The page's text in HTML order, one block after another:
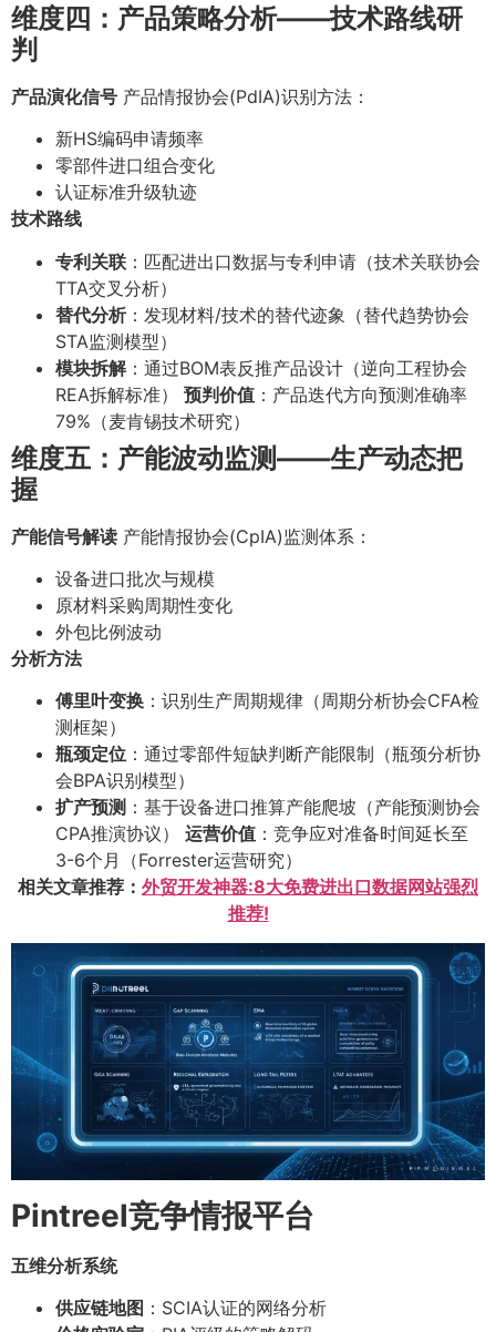
维度四：产品策略分析——技术路线研
判
产品演化信号 产品情报协会(PdIA)识别方法：
新HS编码申请频率
零部件进口组合变化
认证标准升级轨迹
技术路线
专利关联 ：匹配进出口数据与专利申请（技术关联协会
TTA交叉分析）
替代分析：发现材料/技术的替代迹象（替代趋势协会
STA监测模型）
模块拆解：通过BOM表反推产品设计（逆向工程协会
REA拆解标准） 预判价值 ：产品迭代方向预测准确率
79%（麦肯锡技术研究）
维度五：产能波动监测——生产动态把
握
产能信号解读 产能情报协会(CpIA)监测体系：
设备进口批次与规模
原材料采购周期性变化
外包比例波动
分析方法
傅里叶变换 ：识别生产周期规律（周期分析协会CFA检
测框架）
瓶颈定位 ：通过零部件短缺判断产能限制（瓶颈分析协
会BPA识别模型）
扩产预测 ：基于设备进口推算产能爬坡（产能预测协会
CPA推演协议） 运营价值 ：竞争应对准备时间延长至
3-6个月（Forrester运营研究）
相关文章推荐： 外贸开发神器:8大免费进出口数据网站强烈
推荐!
Pintreel竞争情报平台
五维分析系统
供应链地图 ：SCIA认证的网络分析